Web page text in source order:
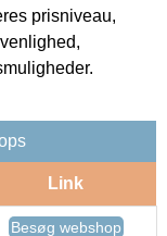
prisniveau,
Link
Besøg webshop